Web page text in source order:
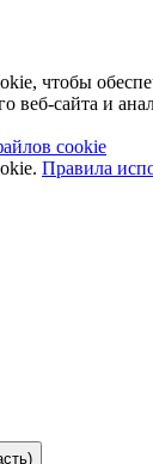
чтобы
веб-сайта и
cookie
Правила